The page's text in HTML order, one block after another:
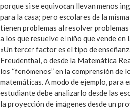
porque si se equivocan llevan menos
para la casa; pero escolares de la misma
tienen problemas al resolver problemas
a los que resuelve el niño que vende en
«Un tercer factor es el tipo de
Freudenthal, o desde la Matemática
los “fenómenos” en la comprensión de
matemáticas. A modo de ejemplo, para
estudiante debe analizarlo desde las
la proyección de imágenes desde un